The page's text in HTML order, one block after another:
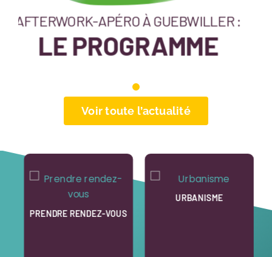
AFTERWORK-APÉRO À GUEBWILLER :
LE PROGRAMME
Voir toute l’actualité
PRENDRE RENDEZ-VOUS
URBANISME